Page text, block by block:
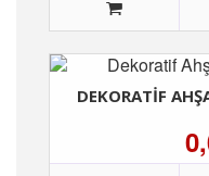
DEKORATIF